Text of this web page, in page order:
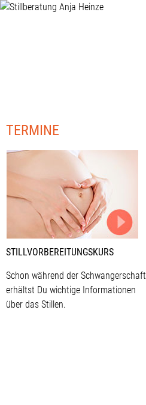
TERMINE
STILLVORBEREITUNGSKURS
Schon während der Schwangerschaft
erhältst Du wichtige Informationen
über das Stillen.